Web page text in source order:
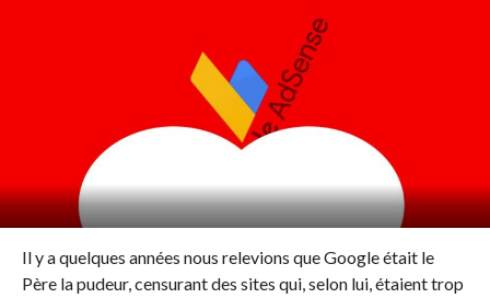
Il y a quelques années nous relevions que Google était le
Père la pudeur, censurant des sites qui, selon lui, étaient trop